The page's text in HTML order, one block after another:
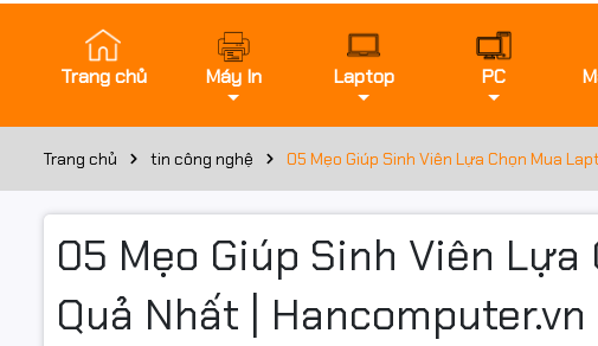
Trang chủ Máy In Laptop PC
Trang chủ tin công nghệ 05 Mẹo Giúp Sinh Viên Lựa Chọn Mua
05 Mẹo Giúp Sinh Viên
Quả Nhất | Hancomputer.vn